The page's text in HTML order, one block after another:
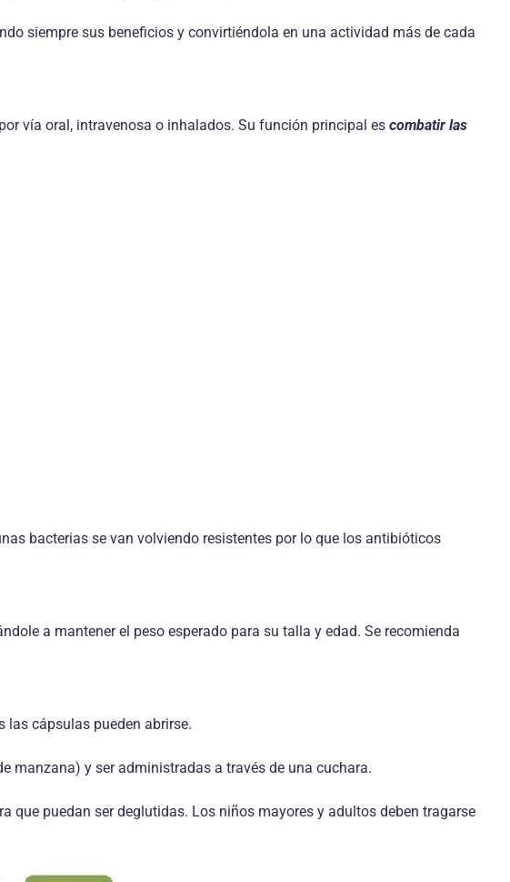
siempre sus beneficios y convirtiéndola en una actividad más de cada
vía oral, intravenosa o inhalados. Su función principal es combatir las
bacterias se van volviendo resistentes por lo que los antibióticos
a mantener el peso esperado para su talla y edad. Se recomienda
las cápsulas pueden abrirse.
manzana) y ser administradas a través de una cuchara.
que puedan ser deglutidas. Los niños mayores y adultos deben tragarse